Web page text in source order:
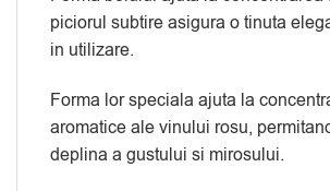
piciorul subtire asigura o tinuta
in utilizare.
Forma lor speciala ajuta la
aromatice ale vinului rosu,
deplina a gustului si mirosului.